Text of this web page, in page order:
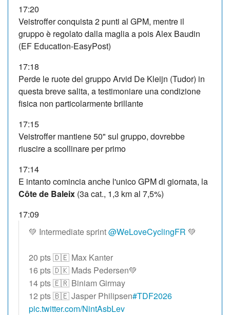
17:20
Veistroffer conquista 2 punti al GPM, mentre il
gruppo è regolato dalla maglia a pois Alex Baudin
(EF Education-EasyPost)
17:18
Perde le ruote del gruppo Arvid De Kleijn (Tudor) in
questa breve salita, a testimoniare una condizione
fisica non particolarmente brillante
17:15
Veistroffer mantiene 50" sul gruppo, dovrebbe
riuscire a scollinare per primo
17:14
E intanto comincia anche l'unico GPM di giornata, la
Côte de Baleix (3a cat., 1,3 km al 7,5%)
17:09
💚 Intermediate sprint@WeLoveCyclingFR 💚
20 pts 🇩🇪 Max Kanter
16 pts 🇩🇰 Mads Pedersen💚
14 pts 🇪🇷 Biniam Girmay
12 pts 🇧🇪 Jasper Philipsen#TDF2026
pic.twitter.com/NintAsbLev